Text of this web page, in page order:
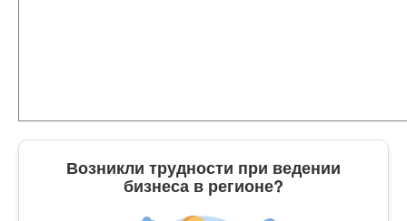
Возникли трудности при ведении
бизнеса в регионе?